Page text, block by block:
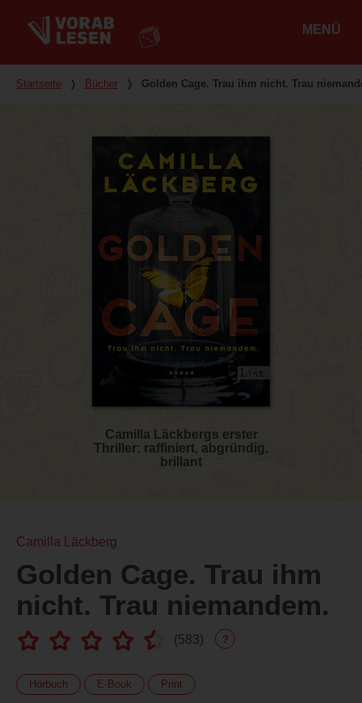
MENÜ
Du bist hier
Startseite ❭ Bücher ❭ Golden Cage. Trau ihm nicht. Trau
Camilla Läckbergs erster
Thriller: raffiniert, abgründig,
brillant
Camilla Läckberg
Golden Cage. Trau ihm
nicht. Trau niemandem.
(583) ?
Hörbuch E-Book Print